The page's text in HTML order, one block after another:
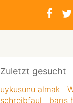
Zuletzt gesucht
uykusunu almak
schreibfaul
barış